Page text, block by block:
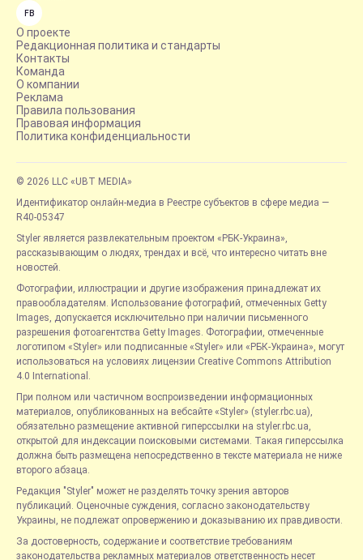
FB
О проекте
Редакционная политика и стандарты
Контакты
Команда
О компании
Реклама
Правила пользования
Правовая информация
Политика конфиденциальности
© 2026 LLC «UBT MEDIA»
Идентификатор онлайн-медиа в Реестре субъектов в сфере медиа —
R40-05347
Styler является развлекательным проектом «РБК-Украина»,
рассказывающим о людях, трендах и всё, что интересно читать вне
новостей.
Фотографии, иллюстрации и другие изображения принадлежат их
правообладателям. Использование фотографий, отмеченных Getty
Images, допускается исключительно при наличии письменного
разрешения фотоагентства Getty Images. Фотографии, отмеченные
логотипом «Styler» или подписанные «Styler» или «РБК-Украина», могут
использоваться на условиях лицензии Creative Commons Attribution
4.0 International.
При полном или частичном воспроизведении информационных
материалов, опубликованных на вебсайте «Styler» (styler.rbc.ua),
обязательно размещение активной гиперссылки на styler.rbc.ua,
открытой для индексации поисковыми системами. Такая гиперссылка
должна быть размещена непосредственно в тексте материала не ниже
второго абзаца.
Редакция "Styler" может не разделять точку зрения авторов
публикаций. Оценочные суждения, согласно законодательству
Украины, не подлежат опровержению и доказыванию их правдивости.
За достоверность, содержание и соответствие требованиям
законодательства рекламных материалов ответственность несет